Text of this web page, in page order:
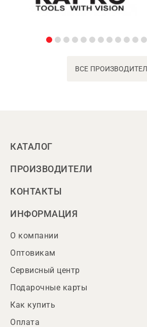
ВСЕ
КАТАЛОГ
ПРОИЗВОДИТЕЛИ
КОНТАКТЫ
ИНФОРМАЦИЯ
О компании
Оптовикам
Сервисный центр
Подарочные карты
Как купить
Оплата